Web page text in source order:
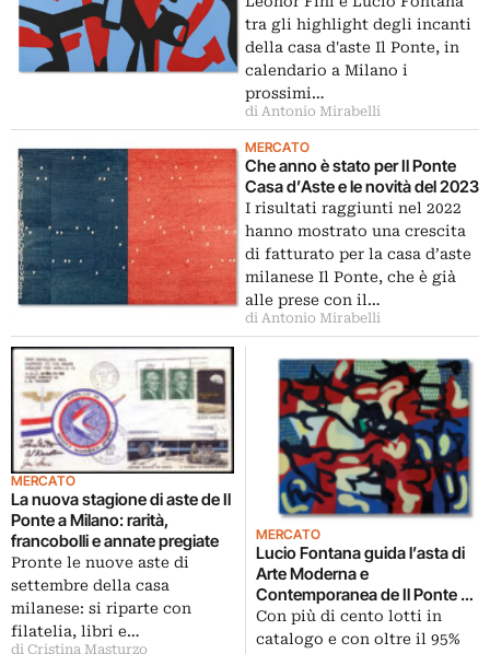
tra gli highlight degli incanti
della casa d'aste Il Ponte, in
calendario a Milano i
prossimi…
di Antonio Mirabelli
MERCATO
Che anno è stato per Il Ponte
Casa d’Aste e le novità del 2023
I risultati raggiunti nel 2022
hanno mostrato una crescita
di fatturato per la casa d’aste
milanese Il Ponte, che è già
alle prese con il…
di Antonio Mirabelli
MERCATO
La nuova stagione di aste de Il
Ponte a Milano: rarità,
francobolli e annate pregiate
Pronte le nuove aste di
settembre della casa
milanese: si riparte con
filatelia, libri e…
di Cristina Masturzo
MERCATO
Lucio Fontana guida l’asta di
Arte Moderna e
Contemporanea de Il Ponte a
Milano
Con più di cento lotti in
catalogo e con oltre il 95%